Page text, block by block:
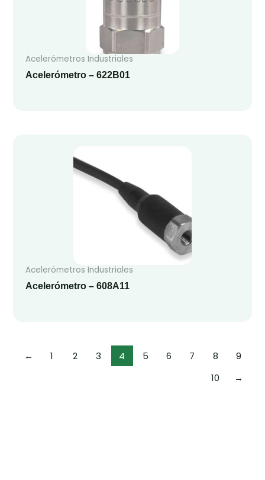
Acelerómetros Industriales
Acelerómetro – 622B01
Acelerómetros Industriales
Acelerómetro – 608A11
← 1 2 3 4 5 6 7 8
9
10
→